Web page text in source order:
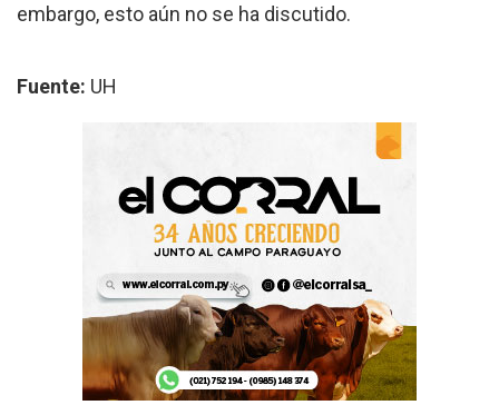
embargo, esto aún no se ha discutido.
Fuente: UH